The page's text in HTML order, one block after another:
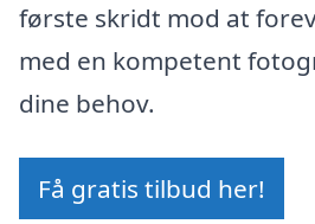
første skridt mod at
med en kompetent
dine behov.
Få gratis tilbud her!